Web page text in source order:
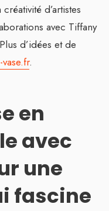
d’artistes
avec Tiffany
d’idées et de
.
en
avec
une
fascine